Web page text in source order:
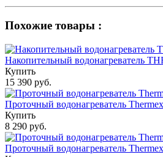
Похожие товары :
Накопительный водонагреватель
Купить
15 390 руб.
Проточный водонагреватель
Купить
8 290 руб.
Проточный водонагреватель